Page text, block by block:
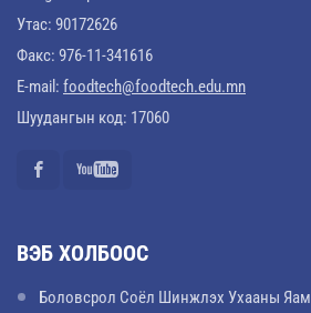
Утас: 90172626
Факс: 976-11-341616
E-mail: foodtech@foodtech.edu.mn
Шуудангын код: 17060
ВЭБ ХОЛБООС
Боловсрол Соёл Шинжлэх Ухааны Яам